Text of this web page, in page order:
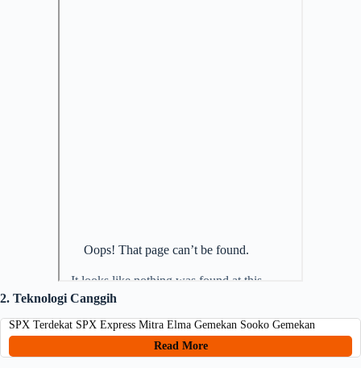
2. Teknologi Canggih
SPX Terdekat SPX Express Mitra Elma Gemekan Sooko Gemekan
Read More